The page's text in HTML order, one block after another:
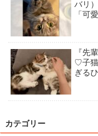
バリ
「可
『先
♡子猫
ぎる
カテゴリー